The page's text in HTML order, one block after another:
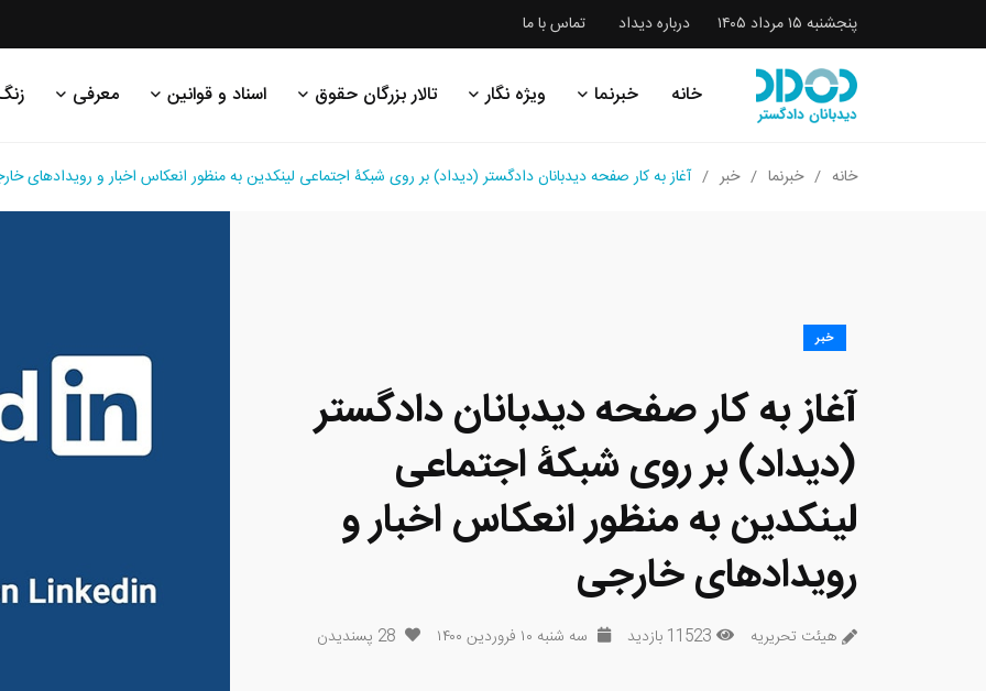
پنجشنبه ۱۵ مرداد ۱۴۰۵ درباره دیداد تماس با ما
خانه خبرنما ویژه نگار تالار بزرگان حقوق اسناد و قوانین معرفی
خانه خبرنما خبر آغاز به کار صفحه دیدبانان دادگستر (دیداد) بر روی شبکۀ اجتماعی لینکدین به منظور انعکاس اخبار و رویدادهای
خبر
آغاز به کار صفحه دیدبانان دادگستر
(دیداد) بر روی شبکۀ اجتماعی
لینکدین به منظور انعکاس اخبار و
رویدادهای خارجی
هیئت تحریریه 11523 بازدید سه شنبه ۱۰ فروردین ۱۴۰۰ 28 پسندیدن